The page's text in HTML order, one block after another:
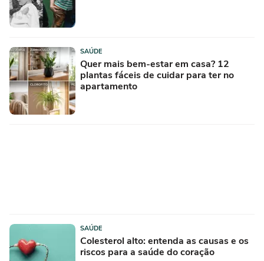
SAÚDE
Quer mais bem-estar em casa? 12
plantas fáceis de cuidar para ter no
apartamento
SAÚDE
Colesterol alto: entenda as causas e os
riscos para a saúde do coração